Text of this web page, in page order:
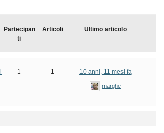
Partecipan
ti
Articoli Ultimo articolo
1 1 10 anni, 11 mesi fa
marghe